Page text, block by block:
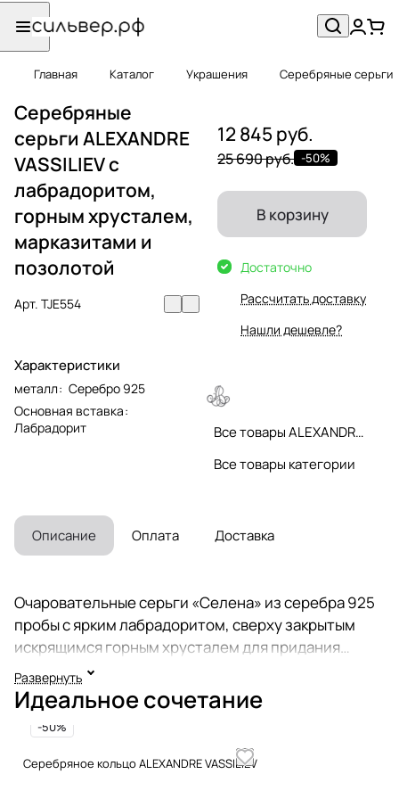
Главная Каталог Украшения Серебряные серьги
Серебряные
серьги ALEXANDRE
VASSILIEV с
лабрадоритом,
горным хрусталем,
марказитами и
позолотой
Арт. TJE554
Характеристики
металл: Серебро 925
Основная вставка:
Лабрадорит
12 845 руб.
25 690 руб. -50%
В корзину
Достаточно
Рассчитать доставку
Нашли дешевле?
Все товары ALEXANDRE VASSILIEV
Все товары категории
Описание Оплата Доставка
Очаровательные серьги «Селена» из серебра 925
пробы с ярким лабрадоритом, сверху закрытым
искрящимся горным хрусталем для придания
камню таинственного мерцания, инкрустированы
20-тью сверкающими марказитами Swarovski и
позолотой. Надежный английский замок. Размер
серьги - 3 см. Коллекция ювелирных украшений
«Вечные ценности» историка моды, ведущего
Развернуть
Идеальное сочетание
-50%
Серебряное кольцо ALEXANDRE VASSILIEV